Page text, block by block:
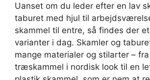
Uanset om du leder efter en lav
taburet med hjul til
skammel til entre, så findes der
varianter i dag. Skamler og
mange materialer og stilarter –
træskammel i nordisk look til en